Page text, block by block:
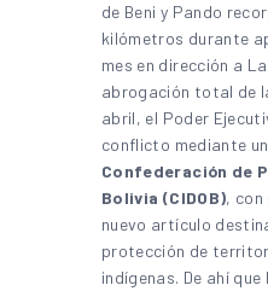
de Beni y Pando
kilómetros durante
mes en dirección a
abrogación total de
abril, el Poder
conflicto mediante
Confederación de
Bolivia (CIDOB), con
nuevo artículo
protección de
indígenas. De ahí